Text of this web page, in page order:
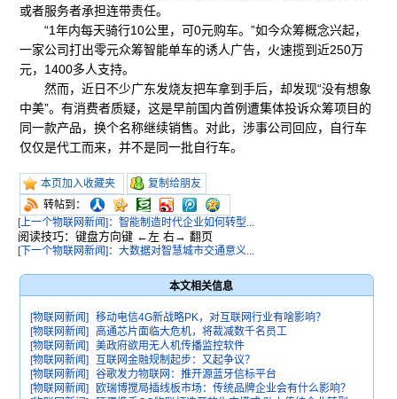
或者服务者承担连带责任。
“1年内每天骑行10公里，可0元购车。”如今众筹概念兴起，
一家公司打出零元众筹智能单车的诱人广告，火速揽到近250万
元，1400多人支持。
然而，近日不少广东发烧友把车拿到手后，却发现“没有想象
中美”。有消费者质疑，这是早前国内首例遭集体投诉众筹项目的
同一款产品，换个名称继续销售。对此，涉事公司回应，自行车
仅仅是代工而来，并不是同一批自行车。
本页加入收藏夹
复制给朋友
转帖到：
[上一个物联网新闻]：智能制造时代企业如何转型...
阅读技巧：键盘方向键 ←左 右→ 翻页
[下一个物联网新闻]：大数据对智慧城市交通意义...
本文相关信息
[物联网新闻]
移动电信4G新战略PK，对互联网行业有啥影响？
[物联网新闻]
高通芯片面临大危机，将裁减数千名员工
[物联网新闻]
美政府欲用无人机传播监控软件
[物联网新闻]
互联网金融规制起步：又起争议？
[物联网新闻]
谷歌发力物联网：推开源蓝牙信标平台
[物联网新闻]
欧瑞博搅局插线板市场：传统品牌企业会有什么影响？